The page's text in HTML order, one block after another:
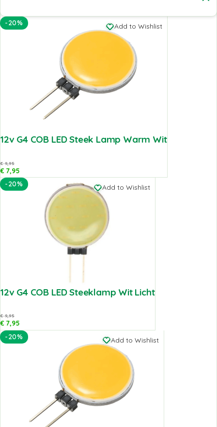
-20% Add to Wishlist
12v G4 COB LED Steek Lamp Warm Wit
€9,95
€7,95
-20%
Add to Wishlist
12v G4 COB LED Steeklamp Wit Licht
€9,95
€7,95
-20%
Add to Wishlist